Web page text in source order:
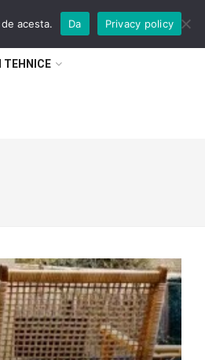
TEHNICE
acesta. Da Privacy policy